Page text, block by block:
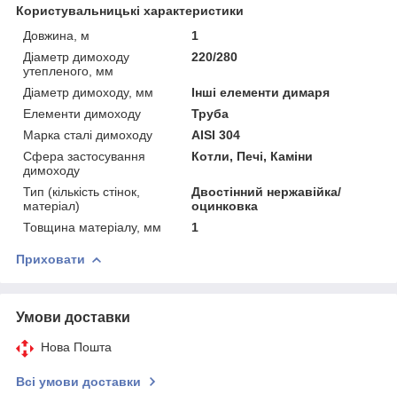
Користувальницькі характеристики
Довжина, м
1
Діаметр димоходу
утепленого, мм
220/280
Діаметр димоходу, мм
Інші елементи димаря
Елементи димоходу
Труба
Марка сталі димоходу
AISI 304
Сфера застосування
димоходу
Котли, Печі, Каміни
Тип (кількість стінок,
матеріал)
Двостінний нержавійка/
оцинковка
Товщина матеріалу, мм
1
Приховати
Умови доставки
Нова Пошта
Всі умови доставки